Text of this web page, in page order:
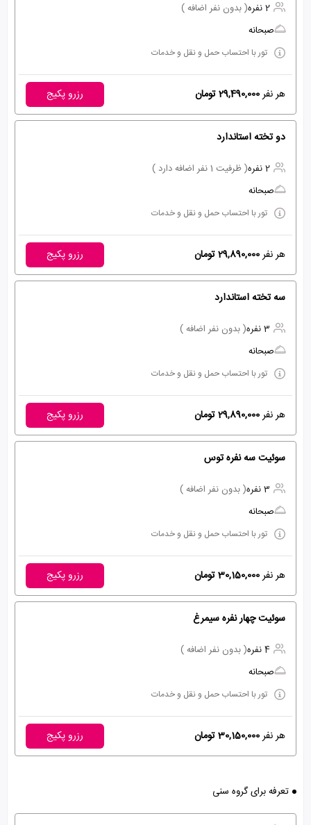
2 نفره
( بدون نفر اضافه )
صبحانه
تور با احتساب حمل و نقل و خدمات
هر نفر29,490,000 تومان رزرو پکیج
دو تخته استاندارد
2 نفره
( ظرفیت 1 نفر اضافه دارد )
صبحانه
تور با احتساب حمل و نقل و خدمات
هر نفر29,890,000 تومان رزرو پکیج
سه تخته استاندارد
3 نفره
( بدون نفر اضافه )
صبحانه
تور با احتساب حمل و نقل و خدمات
هر نفر29,890,000 تومان رزرو پکیج
سوئیت سه نفره توس
3 نفره
( بدون نفر اضافه )
صبحانه
تور با احتساب حمل و نقل و خدمات
هر نفر30,150,000 تومان رزرو پکیج
سوئیت چهار نفره سیمرغ
4 نفره
( بدون نفر اضافه )
صبحانه
تور با احتساب حمل و نقل و خدمات
هر نفر30,150,000 تومان رزرو پکیج
تعرفه برای گروه سنی